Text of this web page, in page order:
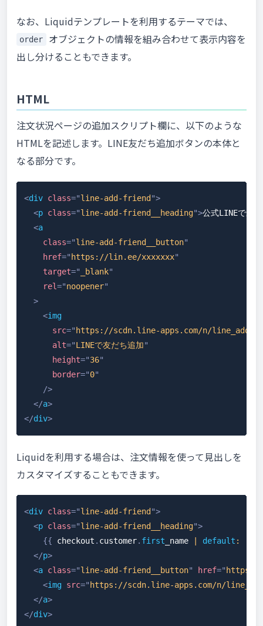
なお、Liquidテンプレートを利用するテーマでは、
order
オブジェクトの情報を組み合わせて表示内容を
出し分けることもできます。
HTML
注文状況ページの追加スクリプト欄に、以下のような
HTMLを記述します。LINE友だち追加ボタンの本体と
なる部分です。
<div class="line-add-friend ">
<p class="line-add-friend__heading">公式LINEで最
<a
class="line-add-friend__button"
href=" https://lin.ee/xxxxxxx"
target=" _blank"
rel="noopener"
>
<img
src=" https://scdn.line-apps.com/n/
alt="LINEで友だち追加"
height="36"
border="0"
/>
</a>
</div>
Liquidを利用する場合は、注文情報を使って見出しを
カスタマイズすることもできます。
<div class="line-add-friend ">
<p class="line-add-friend__heading">
{{
checkout . customer. first _name default :
</p>
<a class="line-add-friend__button" href=" https://
<img src=" https://scdn.line-apps.com/n/
</a>
</div>